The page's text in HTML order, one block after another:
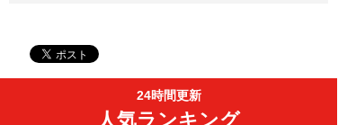
24時間更新
人気ランキング